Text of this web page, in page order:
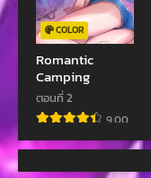
ตอนที่ 103
สิงหาคม 1, 2023
ตอนที่ 101
กรกฎาคม 26, 2023
กรกฎาคม 26, 2023
COLOR
Romantic
Camping
ตอนที่ 2
9.00